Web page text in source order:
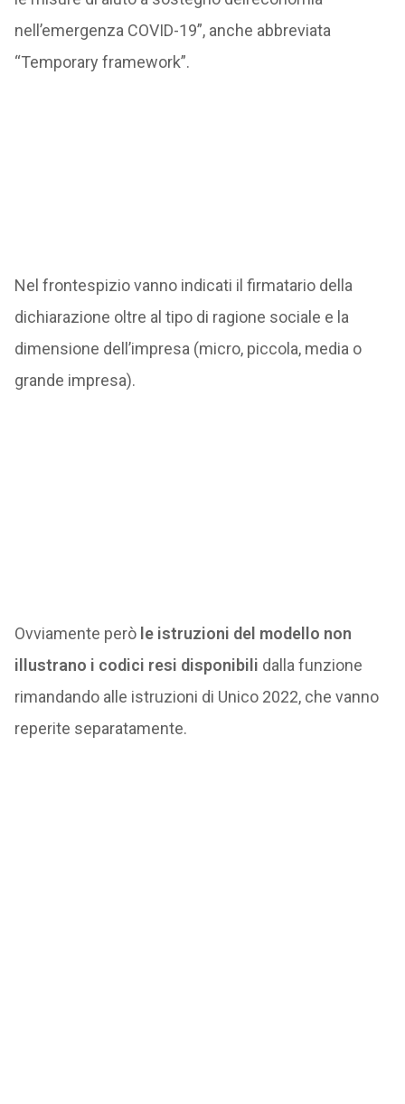
nell’emergenza COVID-19”, anche abbreviata
“Temporary framework”.
Nel frontespizio vanno indicati il firmatario della
dichiarazione oltre al tipo di ragione sociale e la
dimensione dell’impresa (micro, piccola, media o
grande impresa).
Ovviamente però le istruzioni del modello non
illustrano i codici resi disponibili dalla funzione
rimandando alle istruzioni di Unico 2022, che vanno
reperite separatamente.